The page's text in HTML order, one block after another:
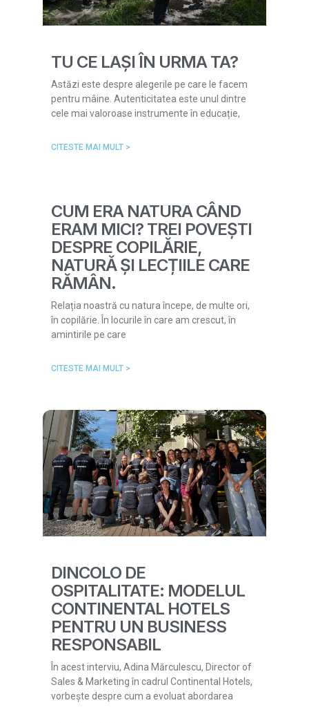
TU CE LAȘI ÎN URMA TA?
Astăzi este despre alegerile pe care le facem
pentru mâine. Autenticitatea este unul dintre
cele mai valoroase instrumente în educație,
CITESTE MAI MULT >
CUM ERA NATURA CÂND
ERAM MICI? TREI POVEȘTI
DESPRE COPILĂRIE,
NATURĂ ȘI LECȚIILE CARE
RĂMÂN.
Relația noastră cu natura începe, de multe ori,
în copilărie. În locurile în care am crescut, în
amintirile pe care
CITESTE MAI MULT >
DINCOLO DE
OSPITALITATE: MODELUL
CONTINENTAL HOTELS
PENTRU UN BUSINESS
RESPONSABIL
În acest interviu, Adina Mărculescu, Director of
Sales & Marketing în cadrul Continental Hotels,
vorbește despre cum a evoluat abordarea